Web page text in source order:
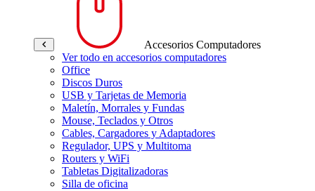
Accesorios Computadores
Ver todo en accesorios computadores
Office
Discos Duros
USB y Tarjetas de Memoria
Maletín, Morrales y Fundas
Mouse, Teclados y Otros
Cables, Cargadores y Adaptadores
Regulador, UPS y Multitoma
Routers y WiFi
Tabletas Digitalizadoras
Silla de oficina